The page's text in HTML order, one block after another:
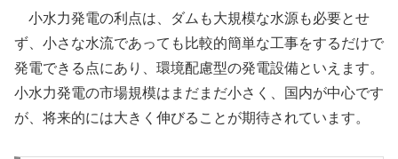
小水力発電の利点は、ダムも大規模な水源も必要とせ
ず、小さな水流であっても比較的簡単な工事をするだけで
発電できる点にあり、環境配慮型の発電設備といえます。
小水力発電の市場規模はまだまだ小さく、国内が中心です
が、将来的には大きく伸びることが期待されています。